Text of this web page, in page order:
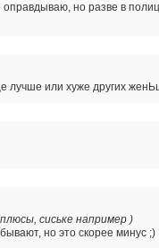
но разве в
лучше или хуже других
сиське например )
но это скорее минус ;)